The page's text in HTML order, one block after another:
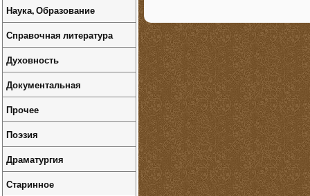
Наука, Образование
Справочная литература
Духовность
Документальная
Прочее
Поэзия
Драматургия
Старинное